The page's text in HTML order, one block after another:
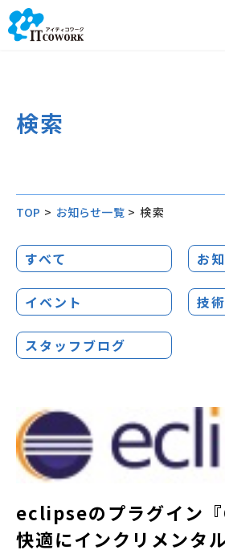
検索
TOP > お知らせ一覧 > 検索
すべて お
イベント 技
スタッフブログ
eclipseのプラグイン
快適にインクリメンタ